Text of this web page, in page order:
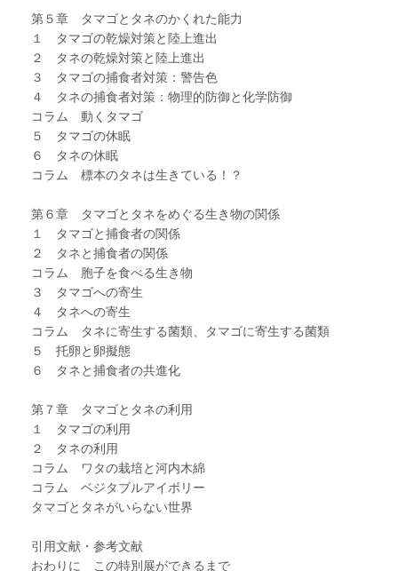
第５章 タマゴとタネのかくれた能力
１ タマゴの乾燥対策と陸上進出
２ タネの乾燥対策と陸上進出
３ タマゴの捕食者対策：警告色
４ タネの捕食者対策：物理的防御と化学防御
コラム 動くタマゴ
５ タマゴの休眠
６ タネの休眠
コラム 標本のタネは生きている！？
第６章 タマゴとタネをめぐる生き物の関係
１ タマゴと捕食者の関係
２ タネと捕食者の関係
コラム 胞子を食べる生き物
３ タマゴへの寄生
４ タネへの寄生
コラム タネに寄生する菌類、タマゴに寄生する菌類
５ 托卵と卵擬態
６ タネと捕食者の共進化
第７章 タマゴとタネの利用
１ タマゴの利用
２ タネの利用
コラム ワタの栽培と河内木綿
コラム ベジタブルアイボリー
タマゴとタネがいらない世界
引用文献・参考文献
おわりに この特別展ができるまで